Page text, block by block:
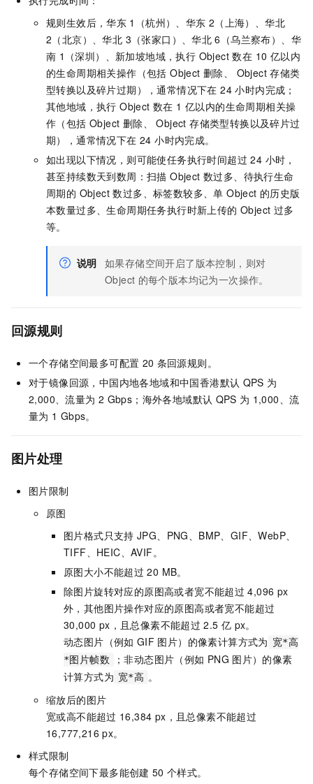
规则生效后，华东 1（杭州）、华东 2（上海）、华北
2（北京）、华北 3（张家口）、华北 6（乌兰察布）、华
南 1（深圳）、新加坡地域，执行 Object 数在 10 亿以内
的生命周期相关操作（包括 Object 删除、 Object 存储类
型转换以及碎片过期），通常情况下在 24 小时内完成；
其他地域，执行 Object 数在 1 亿以内的生命周期相关操
作（包括 Object 删除、 Object 存储类型转换以及碎片过
期），通常情况下在 24 小时内完成。
如出现以下情况，则可能使任务执行时间超过 24 小时，
甚至持续数天到数周：扫描 Object 数过多、待执行生命
周期的 Object 数过多、标签数较多、单 Object 的历史版
本数量过多、生命周期任务执行时新上传的 Object 过多
等。
说明 如果存储空间开启了版本控制，则对
Object 的每个版本均记为一次操作。
回源规则
一个存储空间最多可配置 20 条回源规则。
对于镜像回源，中国内地各地域和中国香港默认 QPS 为
2,000、流量为 2 Gbps；海外各地域默认 QPS 为 1,000、流
量为 1 Gbps。
图片处理
图片限制
原图
图片格式只支持 JPG、PNG、BMP、GIF、WebP、
TIFF、HEIC、AVIF。
原图大小不能超过 20 MB。
除图片旋转对应的原图高或者宽不能超过 4,096 px
外，其他图片操作对应的原图高或者宽不能超过
30,000 px，且总像素不能超过 2.5 亿 px。
动态图片（例如 GIF 图片）的像素计算方式为 宽*高
*图片帧数
；非动态图片（例如 PNG 图片）的像素
计算方式为 宽*高 。
缩放后的图片
宽或高不能超过 16,384 px，且总像素不能超过
16,777,216 px。
样式限制
每个存储空间下最多能创建 50 个样式。